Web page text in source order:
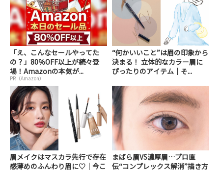
「え、こんなセールやってた
の？」80％OFF以上が続々登
場！Amazonの本気が...
PR（Amazon）
“何かいいこと”は眉の印象から
決まる！ 立体的なカラー眉に
ぴったりのアイテム｜そ...
眉メイクはマスカラ先行で存在
感薄めのふんわり眉に♡｜今こ
まばら眉VS濃厚眉…プロ直
伝“コンプレックス解消”描き方